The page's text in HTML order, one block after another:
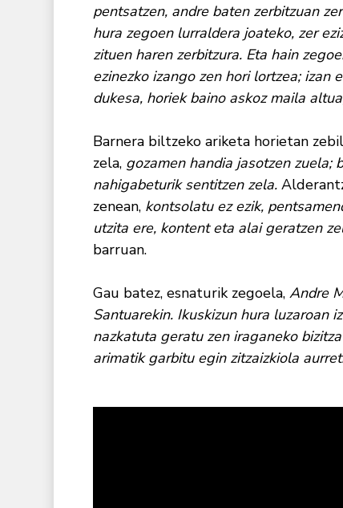
pentsatzen, andre baten zerbitzuan
hura zegoen lurraldera joateko, zer
zituen haren zerbitzura.Eta hain
ezinezko izango zen hori lortzea; izan
dukesa, horiek baino askoz maila
Barnera biltzeko ariketa horietan
zela, gozamen handia jasotzen zuela;
nahigabeturik sentitzen zela.
zenean, kontsolatu ez ezik,
utzita ere, kontent eta alai geratzen
barruan.
Gau batez, esnaturik zegoela, Andre
Santuarekin. Ikuskizun hura luzaroan
nazkatuta geratu zen iraganeko
arimatik garbitu egin zitzaizkiola